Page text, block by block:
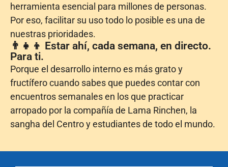
herramienta esencial para millones de personas.
Por eso, facilitar su uso todo lo posible es una de
nuestras prioridades.
👨‍👧‍👦 Estar ahí, cada semana, en directo.
Para ti.
Porque el desarrollo interno es más grato y
fructífero cuando sabes que puedes contar con
encuentros semanales en los que practicar
arropado por la compañía de Lama Rinchen, la
sangha del Centro y estudiantes de todo el mundo.